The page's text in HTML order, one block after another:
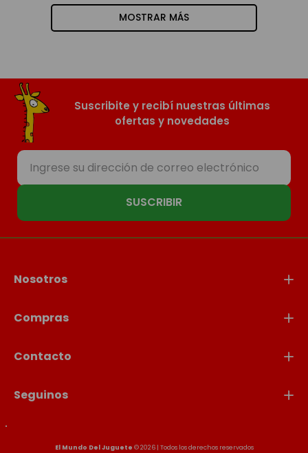
MOSTRAR MÁS
Suscribite y recibí nuestras últimas
ofertas y novedades
SUSCRIBIR
Nosotros
Compras
Contacto
Seguinos
El Mundo Del Juguete © 2026 | Todos los derechos reservados